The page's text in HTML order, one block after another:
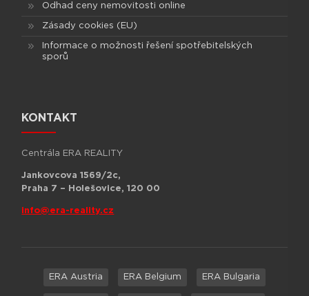
Odhad ceny nemovitosti online
Zásady cookies (EU)
Informace o možnosti řešení spotřebitelských
sporů
KONTAKT
Centrála ERA REALITY
Jankovcova 1569/2c,
Praha 7 – Holešovice, 120 00
info@era-reality.cz
ERA Austria ERA Belgium ERA Bulgaria